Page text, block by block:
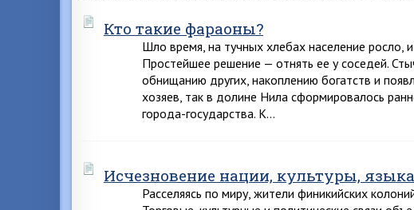
Кто такие фараоны?
Шло время, на тучных хлебах население росло,
Простейшее решение — отнять ее у соседей.
обнищанию других, накоплению богатств и
хозяев, так в долине Нила сформировалось
города-государства. К…
Исчезновение нации, культуры, языка
Расселяясь по миру, жители финикийских